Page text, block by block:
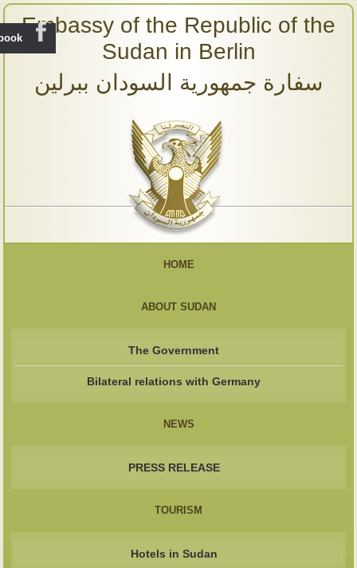
Embassy of the Republic of the
Sudan in Berlin
سفارة جمهورية السودان ببرلين
HOME
ABOUT SUDAN
The Government
Bilateral relations with Germany
NEWS
PRESS RELEASE
TOURISM
Hotels in Sudan